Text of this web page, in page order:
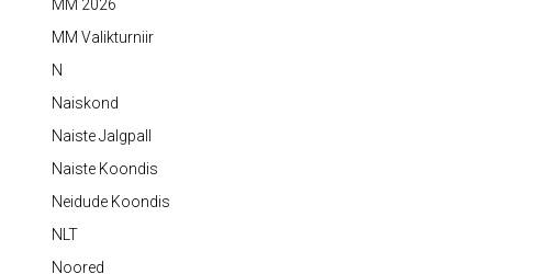
MM 2026
MM Valikturniir
N
Naiskond
Naiste Jalgpall
Naiste Koondis
Neidude Koondis
NLT
Noored